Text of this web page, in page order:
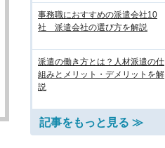
事務職におすすめの派遣会社10
社 派遣会社の選び方を解説
派遣の働き方とは？人材派遣の仕
組みとメリット・デメリットを解
説
記事をもっと見る ≫